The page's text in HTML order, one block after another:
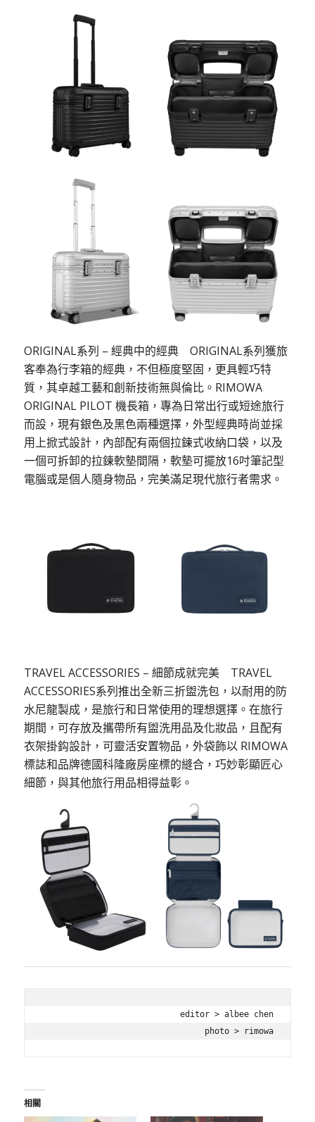
ORIGINAL系列 – 經典中的經典
ORIGINAL系列獲旅
客奉為行李箱的經典，不但極度堅固，更具輕巧特
質，其卓越工藝和創新技術無與倫比。RIMOWA
ORIGINAL PILOT 機長箱，專為日常出行或短途旅行
而設，現有銀色及黑色兩種選擇，外型經典時尚並採
用上掀式設計，內部配有兩個拉鍊式收納口袋，以及
一個可拆卸的拉鍊軟墊間隔，軟墊可擺放16吋筆記型
電腦或是個人隨身物品，完美滿足現代旅行者需求。
TRAVEL ACCESSORIES – 細節成就完美
TRAVEL
ACCESSORIES系列推出全新三折盥洗包，以耐用的防
水尼龍製成，是旅行和日常使用的理想選擇。在旅行
期間，可存放及攜帶所有盥洗用品及化妝品，且配有
衣架掛鈎設計，可靈活安置物品，外袋飾以 RIMOWA
標誌和品牌德國科隆廠房座標的縫合，巧妙彰顯匠心
細節，與其他旅行用品相得益彰。
editor > albee chen
photo > rimowa
相關